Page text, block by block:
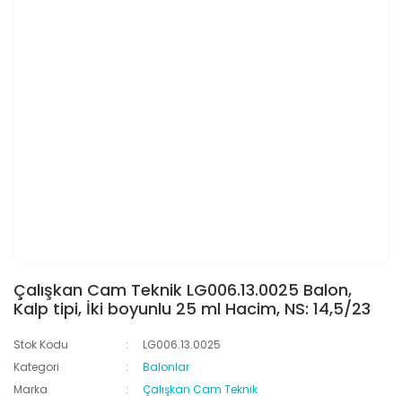
Çalışkan Cam Teknik LG006.13.0025 Balon,
Kalp tipi, İki boyunlu 25 ml Hacim, NS: 14,5/23
Stok Kodu
LG006.13.0025
Kategori
Balonlar
Marka
Çalışkan Cam Teknik